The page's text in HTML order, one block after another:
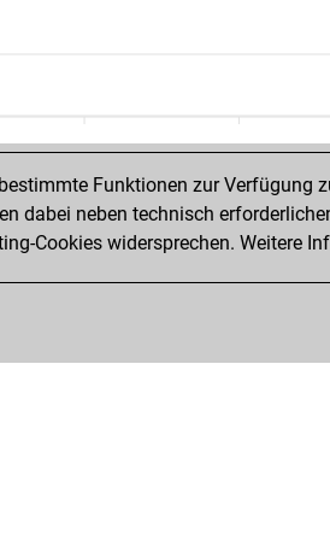
Funktionen zur
dabei neben technisch
Cookies widersprechen. Weitere